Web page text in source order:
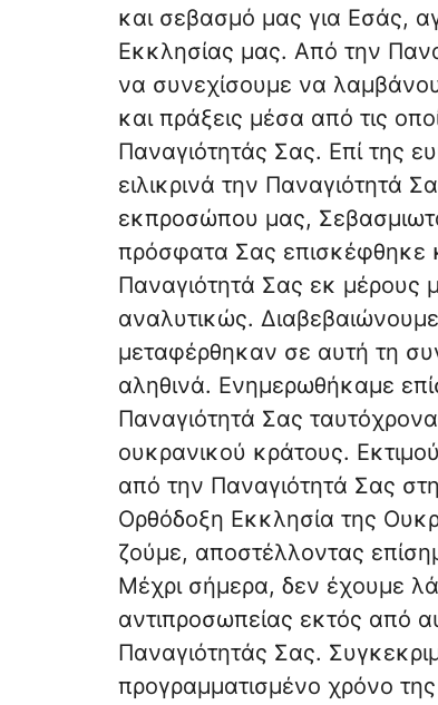
και σεβασμό μας για Εσάς,
Εκκλησίας μας. Από την
να συνεχίσουμε να
και πράξεις μέσα από τις
Παναγιότητάς Σας. Επί της
ειλικρινά την Παναγιότητά
εκπροσώπου μας,
πρόσφατα Σας επισκέφθηκε
Παναγιότητά Σας εκ μέρους
αναλυτικώς.
μεταφέρθηκαν σε αυτή τη
αληθινά. Ενημερωθήκαμε
Παναγιότητά Σας
ουκρανικού κράτους.
από την Παναγιότητά Σας
Ορθόδοξη Εκκλησία της
ζούμε, αποστέλλοντας
Μέχρι σήμερα, δεν έχουμε
αντιπροσωπείας εκτός από
Παναγιότητάς Σας.
προγραμματισμένο χρόνο